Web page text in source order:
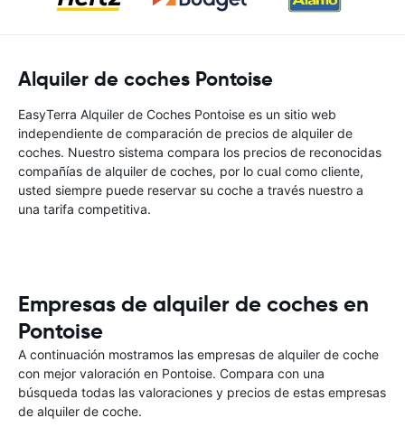
Alquiler de coches Pontoise
EasyTerra Alquiler de Coches Pontoise es un sitio web
independiente de comparación de precios de alquiler de
coches. Nuestro sistema compara los precios de reconocidas
compañías de alquiler de coches, por lo cual como cliente,
usted siempre puede reservar su coche a través nuestro a
una tarifa competitiva.
Empresas de alquiler de coches en
Pontoise
A continuación mostramos las empresas de alquiler de coche
con mejor valoración en Pontoise. Compara con una
búsqueda todas las valoraciones y precios de estas empresas
de alquiler de coche.